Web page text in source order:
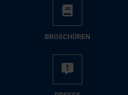
BRO­SCHÜ­REN